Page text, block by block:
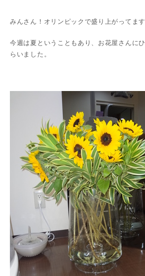
みんさん！オリンピックで盛り上がってま
今週は夏ということもあり、お花屋さんに
らいました。